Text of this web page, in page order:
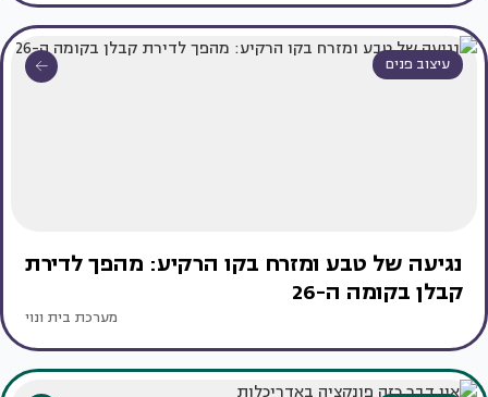
עיצוב פנים
נגיעה של טבע ומזרח בקו הרקיע: מהפך לדירת
קבלן בקומה ה-26
מערכת בית ונוי